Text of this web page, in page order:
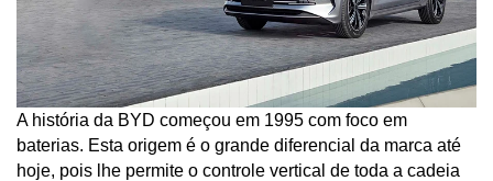
A história da BYD começou em 1995 com foco em
baterias. Esta origem é o grande diferencial da marca até
hoje, pois lhe permite o controle vertical de toda a cadeia